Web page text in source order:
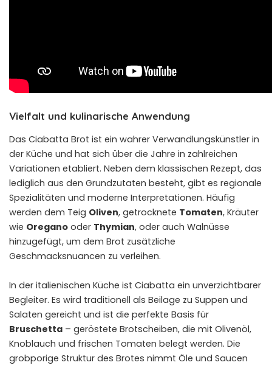
Vielfalt und kulinarische Anwendung
Das Ciabatta Brot ist ein wahrer Verwandlungskünstler in
der Küche und hat sich über die Jahre in zahlreichen
Variationen etabliert. Neben dem klassischen Rezept, das
lediglich aus den Grundzutaten besteht, gibt es regionale
Spezialitäten und moderne Interpretationen. Häufig
werden dem Teig Oliven, getrocknete Tomaten, Kräuter
wie Oregano oder Thymian, oder auch Walnüsse
hinzugefügt, um dem Brot zusätzliche
Geschmacksnuancen zu verleihen.
In der italienischen Küche ist Ciabatta ein unverzichtbarer
Begleiter. Es wird traditionell als Beilage zu Suppen und
Salaten gereicht und ist die perfekte Basis für
Bruschetta – geröstete Brotscheiben, die mit Olivenöl,
Knoblauch und frischen Tomaten belegt werden. Die
grobporige Struktur des Brotes nimmt Öle und Saucen